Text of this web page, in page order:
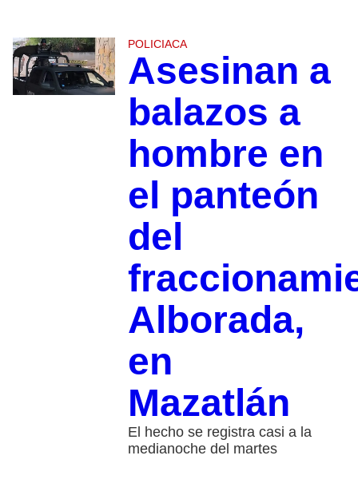
POLICIACA
Asesinan a
balazos a
hombre en
el panteón
del
Alborada,
en
Mazatlán
El hecho se registra casi a la
medianoche del martes